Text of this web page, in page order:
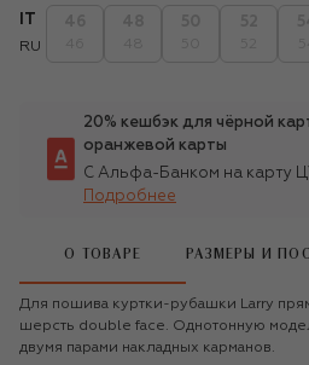
RU
20% кешбэк для чёрной
оранжевой карты
С Альфа-Банком на карту
Подробнее
О ТОВАРЕ РАЗМЕРЫ И
Для пошива куртки-рубашки Larry
шерсть double face. Однотонную
двумя парами накладных карманов.